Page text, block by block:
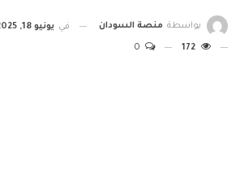
بواسطة منصة السودان في يونيو 18, 2025
172